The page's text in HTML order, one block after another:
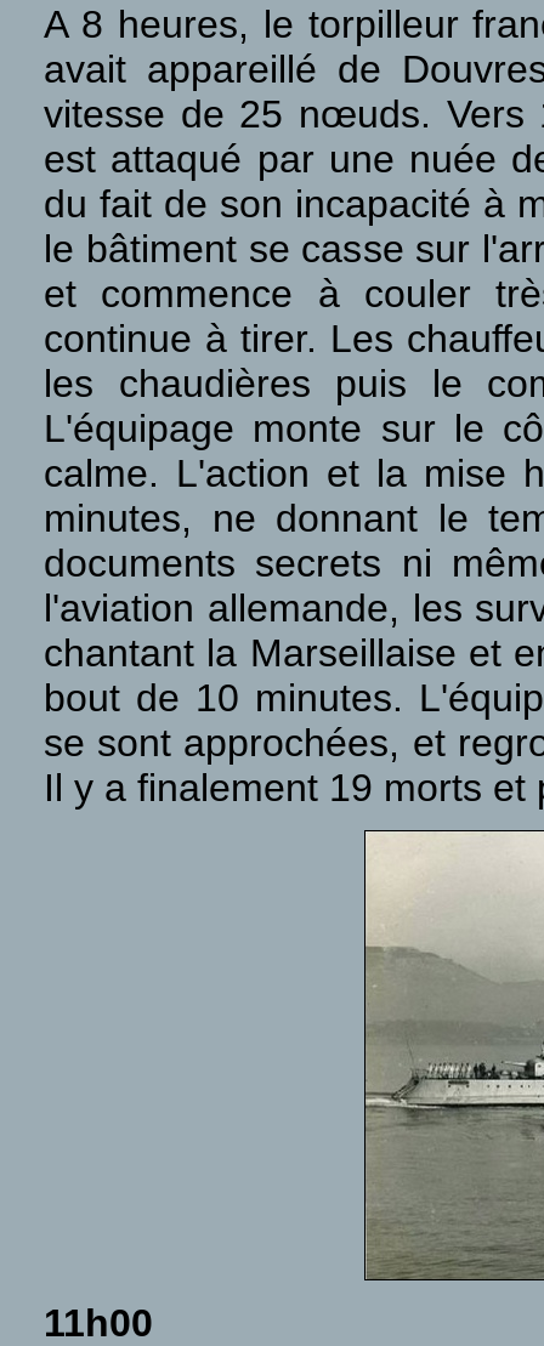
A8 heures, le torpilleur
avait appareillé de
vitesse de 25 nœuds. Vers
est attaqué par une nuée
du fait de son incapacité à
le bâtiment se casse sur
et commence à couler
continue à tirer. Les
les chaudières puis le
L'équipage monte sur le
calme. L'action et la mise
minutes, ne donnant le
documents secrets ni
l'aviation allemande, les
chantant la Marseillaise et
bout de 10 minutes.
se sont approchées, et
Il y a finalement 19 morts
11h00